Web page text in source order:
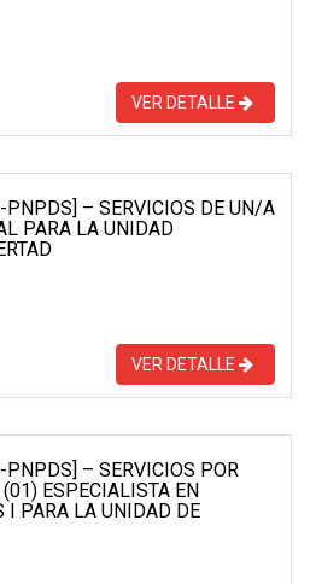
VER DETALLE
– SERVICIOS DE UN/A
PARA LA UNIDAD
VER DETALLE
– SERVICIOS POR
ESPECIALISTA EN
I PARA LA UNIDAD DE